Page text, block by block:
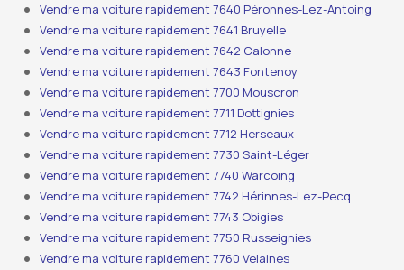
Vendre ma voiture rapidement 7640 Péronnes-Lez-Antoing
Vendre ma voiture rapidement 7641 Bruyelle
Vendre ma voiture rapidement 7642 Calonne
Vendre ma voiture rapidement 7643 Fontenoy
Vendre ma voiture rapidement 7700 Mouscron
Vendre ma voiture rapidement 7711 Dottignies
Vendre ma voiture rapidement 7712 Herseaux
Vendre ma voiture rapidement 7730 Saint-Léger
Vendre ma voiture rapidement 7740 Warcoing
Vendre ma voiture rapidement 7742 Hérinnes-Lez-Pecq
Vendre ma voiture rapidement 7743 Obigies
Vendre ma voiture rapidement 7750 Russeignies
Vendre ma voiture rapidement 7760 Velaines